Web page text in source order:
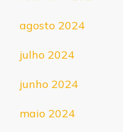
agosto 2024
julho 2024
junho 2024
maio 2024